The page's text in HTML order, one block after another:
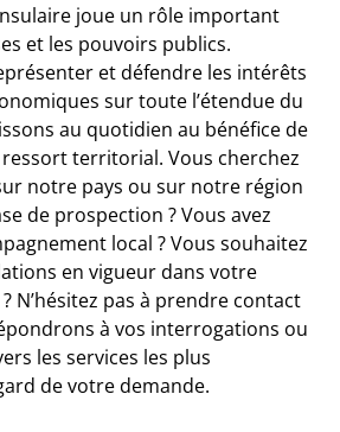
joue un rôle important
et les pouvoirs publics.
et défendre les intérêts
sur toute l’étendue du
au quotidien au bénéfice de
ressort territorial. Vous cherchez
notre pays ou sur notre région
de prospection ? Vous avez
local ? Vous souhaitez
en vigueur dans votre
N’hésitez pas à prendre contact
à vos interrogations ou
les services les plus
de votre demande.